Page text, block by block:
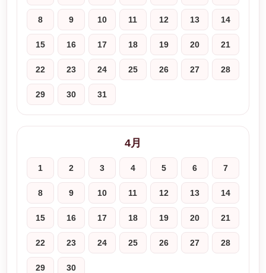
8 9 10 11 12 13 14
15 16 17 18 19 20 21
22 23 24 25 26 27 28
29 30 31
4月
1 2 3 4 5 6 7
8 9 10 11 12 13 14
15 16 17 18 19 20 21
22 23 24 25 26 27 28
29 30